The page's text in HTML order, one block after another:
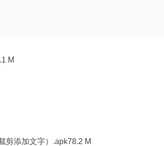
M
剪添加文字）.apk78.2 M